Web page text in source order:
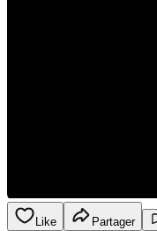
Like Partager